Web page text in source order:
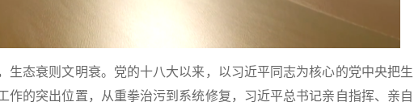
态衰则文明衰。党的十八大以来，以习近平同志为核心的党中央把生
作的突出位置，从重拳治污到系统修复，习近平总书记亲自指挥、亲自